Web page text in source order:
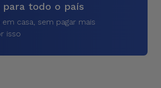
para todo o país
casa, sem pagar mais
isso